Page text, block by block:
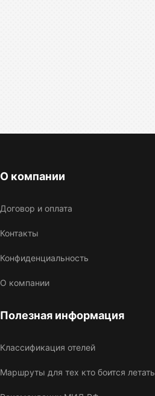
О компании
Договор и оплата
Контакты
Конфиденциальность
О компании
Полезная информация
Классификация отелей
Маршруты для тех кто боится летать